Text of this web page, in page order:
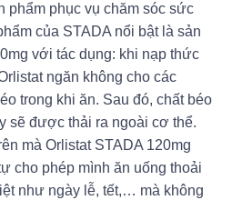
phẩm phục vụ chăm sóc sức
của STADA nổi bật là sản
với tác dụng: khi nạp thức
ngăn không cho các
trong khi ăn. Sau đó, chất béo
sẽ được thải ra ngoài cơ thể.
mà Orlistat STADA 120mg
cho phép mình ăn uống thoải
như ngày lễ, tết,… mà không